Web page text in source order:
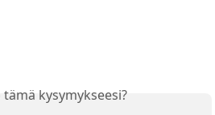
kysymykseesi?